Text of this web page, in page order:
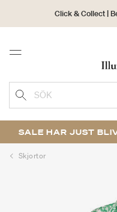
Click & Collect |
30
Menu
SÖK
SALE HAR JUST
Skjortor